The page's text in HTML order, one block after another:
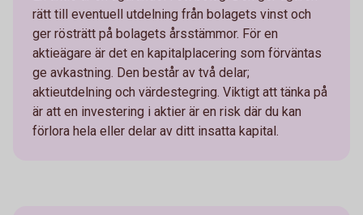
rätt till eventuell utdelning från bolagets vinst och
ger rösträtt på bolagets årsstämmor. För en
aktieägare är det en kapitalplacering som förväntas
ge avkastning. Den består av två delar;
aktieutdelning och värdestegring. Viktigt att tänka på
är att en investering i aktier är en risk där du kan
förlora hela eller delar av ditt insatta kapital.